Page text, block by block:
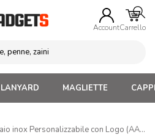
AccountCarrello
LANYARD MAGLIETTE
inox Personalizzabile con Logo